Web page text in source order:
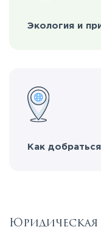
Экология и
Как добраться